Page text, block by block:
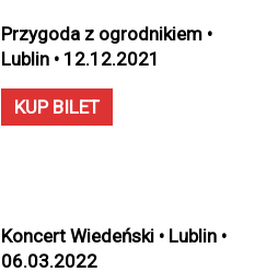
Przygoda z ogrodnikiem •
Lublin • 12.12.2021
KUP BILET
Koncert Wiedeński • Lublin •
06.03.2022